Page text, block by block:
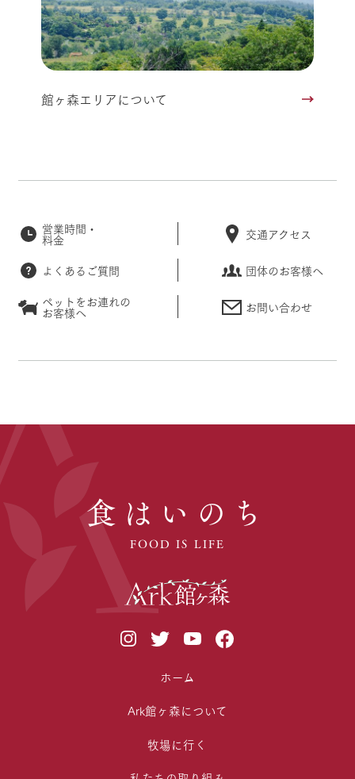
館ヶ森エリアについて
営業時間・
料金 交通アクセス
よくあるご質問
団体のお客様へ
ペットをお連れの
お客様へ お問い合わせ
食はいのち
FOOD IS LIFE
ホーム
Ark館ヶ森について
牧場に行く